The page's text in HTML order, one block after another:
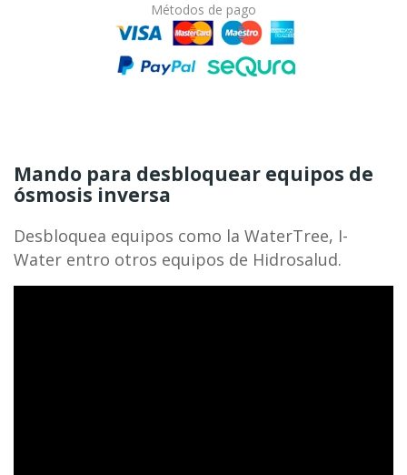
Métodos de pago
Mando para desbloquear equipos de
ósmosis inversa
Desbloquea equipos como la WaterTree, I-
Water entro otros equipos de Hidrosalud.